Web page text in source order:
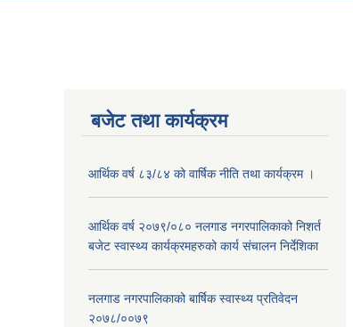
बजेट तथा कार्यक्रम
आर्थिक वर्ष ८३/८४ को वार्षिक नीति तथा कार्यक्रम ।
आर्थिक वर्ष २०७९/०८० नलगाड नगरपालिकाको निशर्त
बजेट स्वास्थ्य कार्यक्रमहरुको कार्य संचालन निर्देशिका
नलगाड नगरपालिकाको बार्षिक स्वास्थ्य प्रतिवेदन
२०७८/००७९